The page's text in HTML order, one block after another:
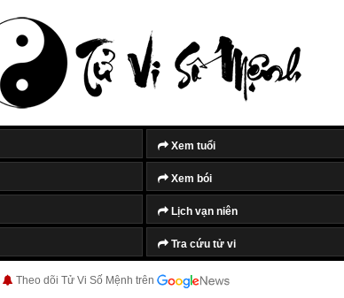
Xem tuổi
Xem bói
Lịch vạn niên
Tra cứu tử vi
Theo dõi Tử Vi Số Mệnh trên